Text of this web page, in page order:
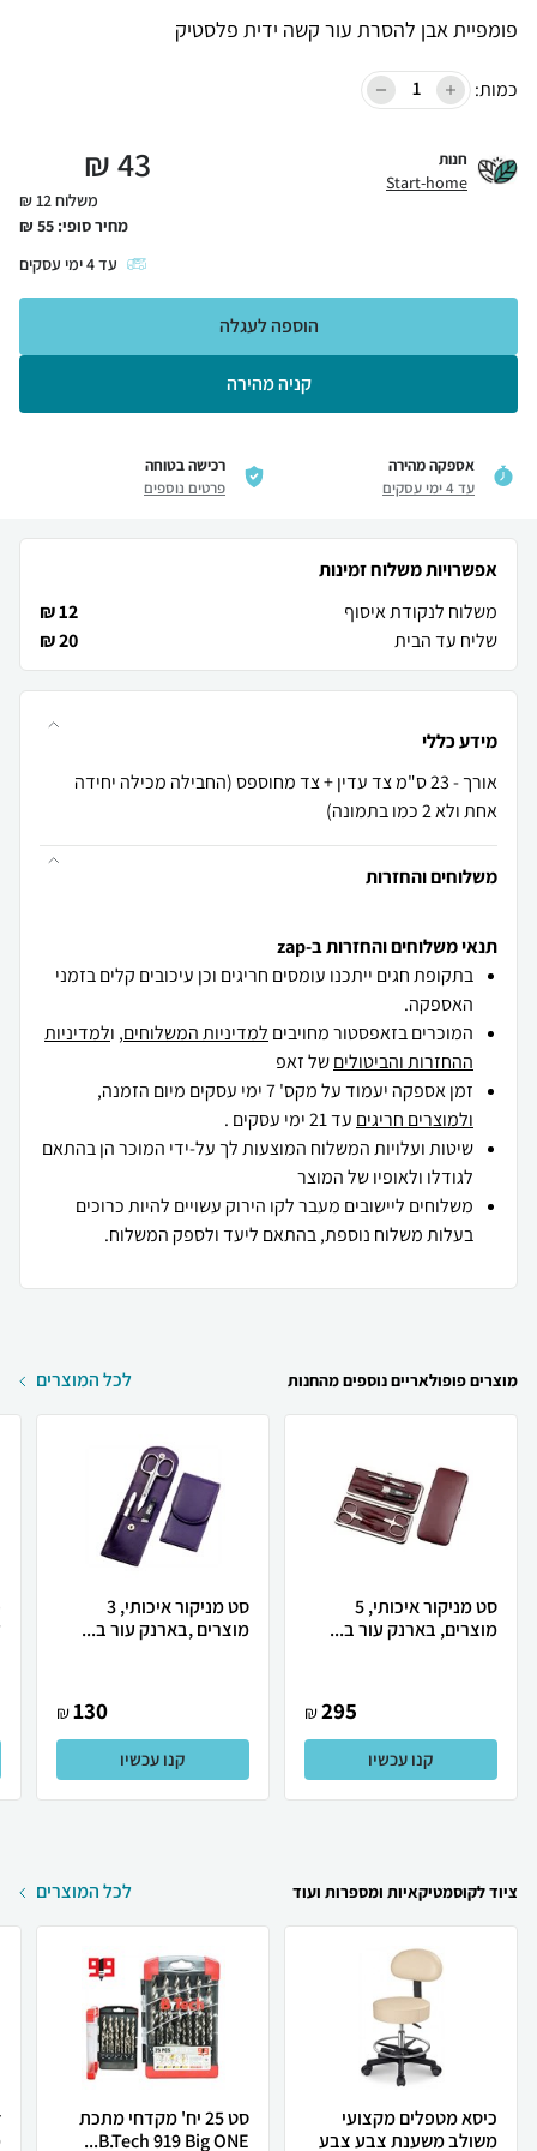
פומפיית אבן להסרת עור קשה ידית פלסטיק
כמות:
חנות
Start-home
43
₪
משלוח 12 ₪
מחיר סופי: 55
₪
עד4ימי עסקים
קניה מהירה
הוספה לעגלה
אספקה מהירה
עד 4 ימי עסקים
רכישה בטוחה
פרטים נוספים
אפשרויות משלוח זמינות
משלוח לנקודת איסוף
12 ₪
שליח עד הבית
20 ₪
מידע כללי
אורך - 23 ס"מ צד עדין + צד מחוספס (החבילה מכילה יחידה
אחת ולא 2 כמו בתמונה)
משלוחים והחזרות
תנאי משלוחים והחזרות ב-zap
בתקופת חגים ייתכנו עומסים חריגים וכן עיכובים קלים בזמני
האספקה.
המוכרים בזאפסטור מחויבים למדיניות המשלוחים, ולמדיניות
ההחזרות והביטוליםשל זאפ
זמן אספקה יעמוד על מקס' 7 ימי עסקים מיום הזמנה,
ולמוצרים חריגים עד 21 ימי עסקים .
שיטות ועלויות המשלוח המוצעות לך על-ידי המוכר הן בהתאם
לגודלו ולאופיו של המוצר
משלוחים ליישובים מעבר לקו הירוק עשויים להיות כרוכים
בעלות משלוח נוספת, בהתאם ליעד ולספק המשלוח.
מוצרים פופולאריים נוספים מהחנות לכל המוצרים
סט מניקור איכותי, 5
מוצרים, בארנק עור ב...
295
₪
קנו עכשיו
סט מניקור איכותי, 3
מוצרים ,בארנק עור ב...
130
₪
קנו עכשיו
ציוד לקוסמטיקאיות ומספרות ועוד לכל המוצרים
כיסא מטפלים מקצועי
משולב משענת צבע צבע
סט 25 יח' מקדחי מתכת
B.Tech 919 Big ONE...